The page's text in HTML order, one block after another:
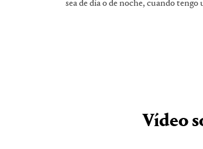
sea de día o de noche, cuando
Vídeo